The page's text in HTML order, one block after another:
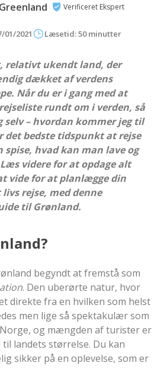
Verificeret Ekspert
01/2021 Læsetid: 50 minutter
relativt ukendt land, der
dækket af verdens
Når du er i gang med at
rundt om i verden, så
selv – hvordan kommer jeg til
det bedste tidspunkt at rejse
spise, hvad kan man lave og
videre for at opdage alt
vide for at planlægge din
rejse, med denne
til Grønland.
begyndt at fremstå som
. Den uberørte natur, hvor
direkte fra en hvilken som helst
men lige så spektakulær som
og mængden af turister er
landets størrelse. Du kan
sikker på en oplevelse, som er